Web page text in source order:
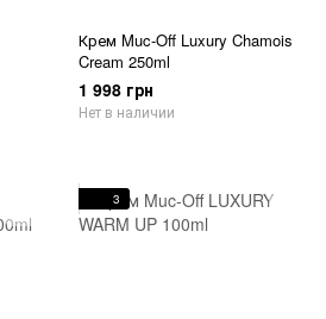
Крем Muc-Off Luxury Chamois
Cream 250ml
1 998 грн
Нет в наличии
3